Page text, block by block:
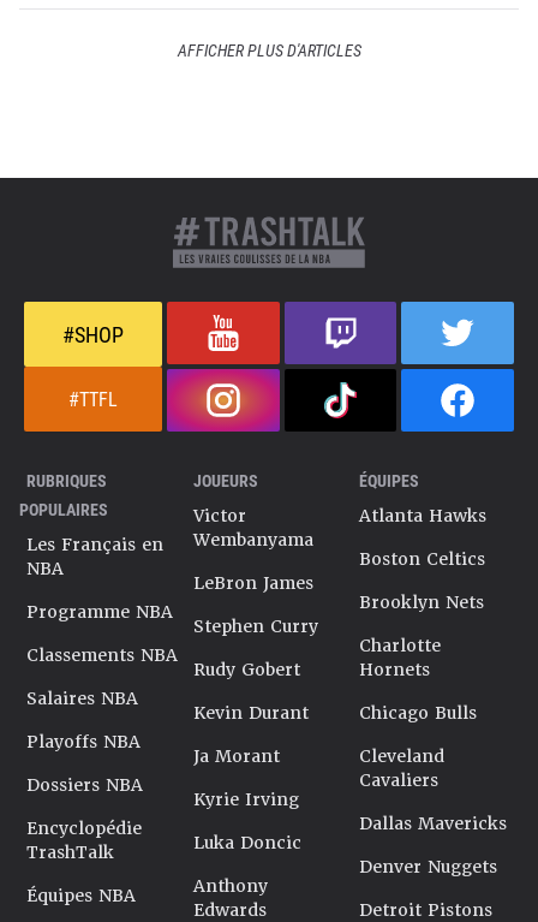
AFFICHER PLUS D'ARTICLES
#SHOP
#TTFL
RUBRIQUES
POPULAIRES
Les Français en
NBA
Programme NBA
Classements NBA
Salaires NBA
Playoffs NBA
Dossiers NBA
Encyclopédie
TrashTalk
Équipes NBA
JOUEURS
Victor
Wembanyama
LeBron James
Stephen Curry
Rudy Gobert
Kevin Durant
Ja Morant
Kyrie Irving
Luka Doncic
Anthony
Edwards
ÉQUIPES
Atlanta Hawks
Boston Celtics
Brooklyn Nets
Charlotte
Hornets
Chicago Bulls
Cleveland
Cavaliers
Dallas Mavericks
Denver Nuggets
Detroit Pistons